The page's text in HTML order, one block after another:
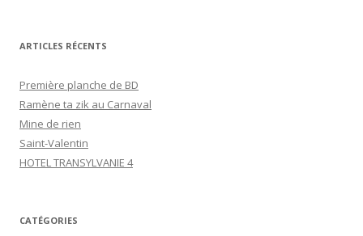
ARTICLES RÉCENTS
Première planche de BD
Ramène ta zik au Carnaval
Mine de rien
Saint-Valentin
HOTEL TRANSYLVANIE 4
CATÉGORIES